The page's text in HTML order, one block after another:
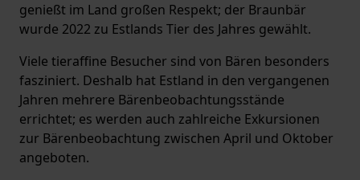
genießt im Land großen Respekt; der Braunbär
wurde 2022 zu Estlands Tier des Jahres gewählt.
Viele tieraffine Besucher sind von Bären besonders
fasziniert. Deshalb hat Estland in den vergangenen
Jahren mehrere Bärenbeobachtungsstände
errichtet; es werden auch zahlreiche Exkursionen
zur Bärenbeobachtung zwischen April und Oktober
angeboten.